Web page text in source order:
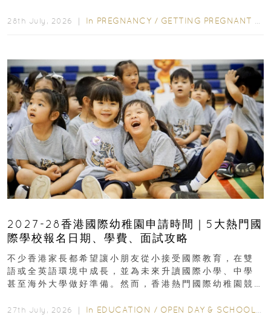
28th July, 2026 ｜ In PREGNANCY / GETTING PREGNANT
2027-28香港國際幼稚園申請時間｜5大熱門國
際學校報名日期、學費、面試攻略
不少香港家長都希望讓小朋友從小接受國際教育，在雙
語或全英語環境中成長，並為未來升讀國際小學、中學
甚至海外大學做好準備。然而，香港熱門國際幼稚園競
27th July, 2026 ｜ In EDUCATION / OPEN DAY & SCHOOL EVENTS